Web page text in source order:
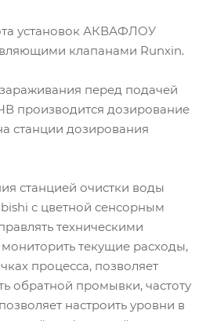
установок АКВАФЛОУ
клапанами Runxin.
перед подачей
производится дозирование
станции дозирования
станцией очистки воды
с цветной сенсорным
техническими
текущие расходы,
процесса, позволяет
обратной промывки, частоту
настроить уровни в